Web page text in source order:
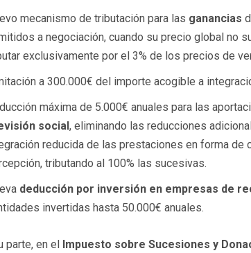
mecanismo de tributación para las ganancias
a negociación, cuando su precio global no
exclusivamente por el 3% de los precios de
a 300.000€ del importe acogible a
máxima de 5.000€ anuales para las
social, eliminando las reducciones
reducida de las prestaciones en forma de
tributando al 100% las sucesivas.
deducción por inversión en empresas de
invertidas hasta 50.000€ anuales.
parte, en el Impuesto sobre Sucesiones y